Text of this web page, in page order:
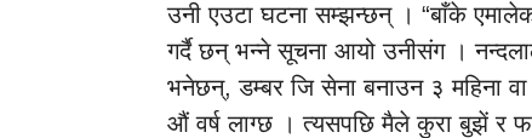
उनी एउटा घटना सम्झन्छन् । “बाँके
गर्दै छन् भन्ने सूचना आयो उनीसंग ।
भनेछन्, डम्बर जि सेना बनाउन ३ महिना
औं वर्ष लाग्छ । त्यसपछि मैले कुरा बुझें र